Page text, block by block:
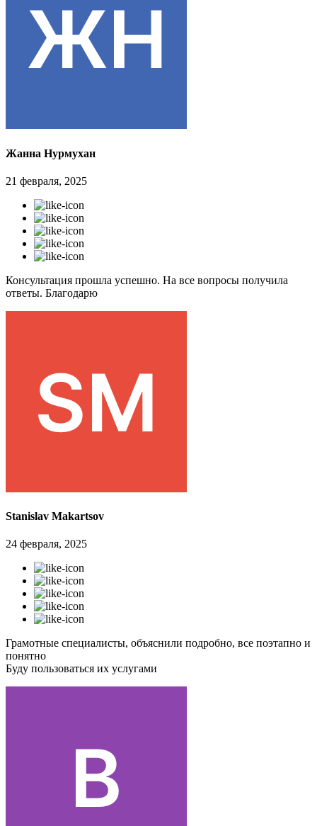
Жанна Нурмухан
21 февраля, 2025
Консультация прошла успешно. На все вопросы получила
ответы. Благодарю
Stanislav Makartsov
24 февраля, 2025
Грамотные специалисты, объяснили подробно, все поэтапно и
понятно
Буду пользоваться их услугами